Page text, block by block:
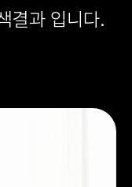
결과 입니다.